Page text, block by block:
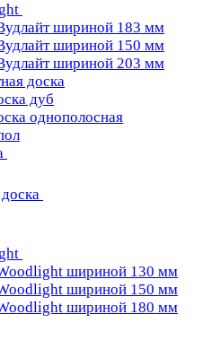
шириной 183 мм
шириной 150 мм
шириной 203 мм
доска
дуб
однополосная
шириной 130 мм
шириной 150 мм
шириной 180 мм